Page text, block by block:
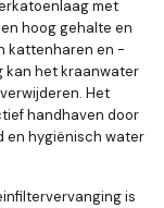
met
hoog gehalte en
kattenharen en -
kan het kraanwater
Het
handhaven door
en hygiënisch water
is